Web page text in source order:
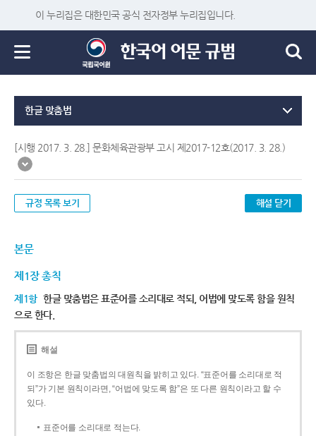
이 누리집은 대한민국 공식 전자정부 누리집입니다.
한글 맞춤법
[시행 2017. 3. 28.] 문화체육관광부 고시 제2017-12호(2017. 3. 28.)
규정 목록 보기 해설 닫기
본문
제1장 총칙
제1항 한글 맞춤법은 표준어를 소리대로 적되, 어법에 맞도록 함을 원칙
으로 한다.
해설
이 조항은 한글 맞춤법의 대원칙을 밝히고 있다. “표준어를 소리대로 적
되”가 기본 원칙이라면, “어법에 맞도록 함”은 또 다른 원칙이라고 할 수
있다.
표준어를 소리대로 적는다.